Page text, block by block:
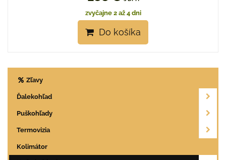
zvyčajne 2 až 4 dni
Do košíka
Zľavy
Ďalekohľad
Puškohľady
Termovizia
Kolimátor